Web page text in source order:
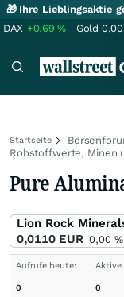
🎁 Ihre Lieblingsaktie
DAX +0,69% Gold 0,00
Startseite
Rohstoffwerte, Minen
Pure
Lion Rock
0,0110 EUR 0,00 %
Aufrufe heute:
0
Aktive
0